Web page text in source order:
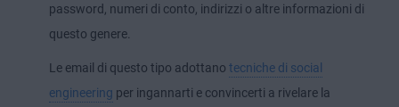
password, numeri di conto, indirizzi o altre informazioni di
questo genere.
Le email di questo tipo adottano tecniche di social
engineering per ingannarti e convincerti a rivelare la